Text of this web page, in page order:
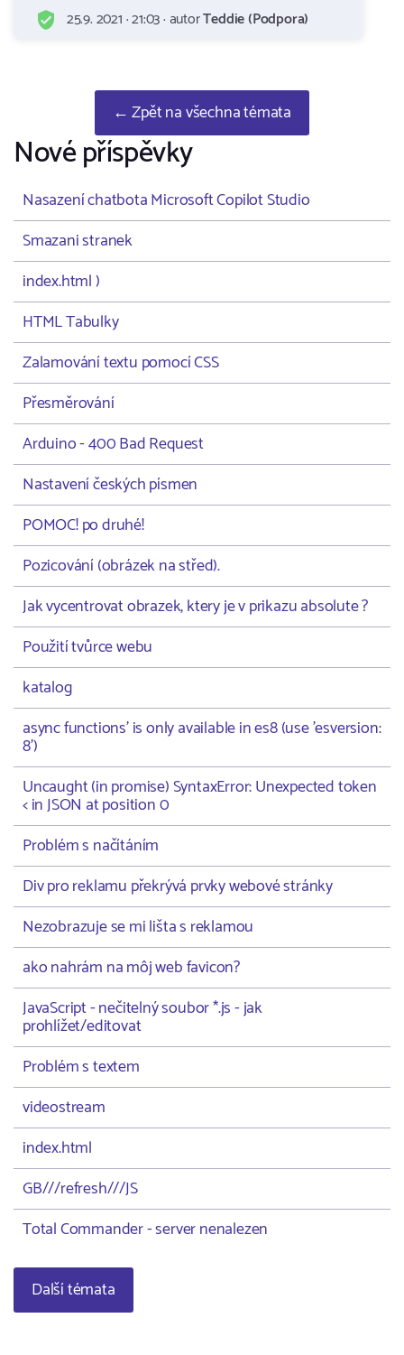
25.9. 2021 · 21:03 · autorTeddie (Podpora)
← Zpět na všechna témata
Nové příspěvky
Nasazení chatbota Microsoft Copilot Studio
Smazani stranek
index.html )
HTML Tabulky
Zalamování textu pomocí CSS
Přesměrování
Arduino - 400 Bad Request
Nastavení českých písmen
POMOC! po druhé!
Pozicování (obrázek na střed).
Jak vycentrovat obrazek, ktery je v prikazu absolute ?
Použití tvůrce webu
katalog
async functions' is only available in es8 (use 'esversion:
8')
Uncaught (in promise) SyntaxError: Unexpected token
< in JSON at position 0
Problém s načítáním
Div pro reklamu překrývá prvky webové stránky
Nezobrazuje se mi lišta s reklamou
ako nahrám na môj web favicon?
JavaScript - nečitelný soubor *.js - jak
prohlížet/editovat
Problém s textem
videostream
index.html
GB///refresh///JS
Total Commander - server nenalezen
Další témata